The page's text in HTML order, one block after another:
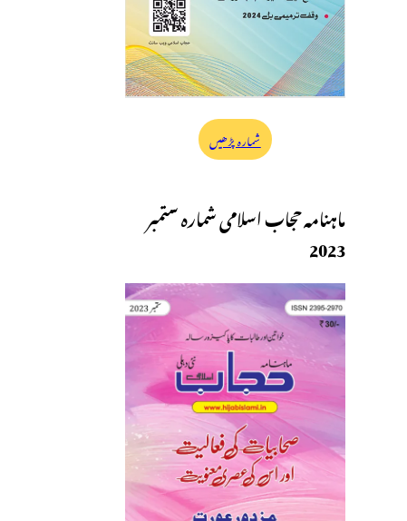
شمارہ پڑھیں
ماہنامہ حجاب اسلامی شمارہ ستمبر
2023